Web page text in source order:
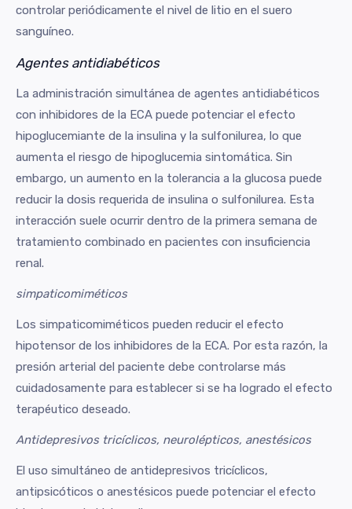
controlar periódicamente el nivel de litio en el suero
sanguíneo.
Agentes antidiabéticos
La administración simultánea de agentes antidiabéticos
con inhibidores de la ECA puede potenciar el efecto
hipoglucemiante de la insulina y la sulfonilurea, lo que
aumenta el riesgo de hipoglucemia sintomática. Sin
embargo, un aumento en la tolerancia a la glucosa puede
reducir la dosis requerida de insulina o sulfonilurea. Esta
interacción suele ocurrir dentro de la primera semana de
tratamiento combinado en pacientes con insuficiencia
renal.
simpaticomiméticos
Los simpaticomiméticos pueden reducir el efecto
hipotensor de los inhibidores de la ECA. Por esta razón, la
presión arterial del paciente debe controlarse más
cuidadosamente para establecer si se ha logrado el efecto
terapéutico deseado.
Antidepresivos tricíclicos, neurolépticos, anestésicos
El uso simultáneo de antidepresivos tricíclicos,
antipsicóticos o anestésicos puede potenciar el efecto